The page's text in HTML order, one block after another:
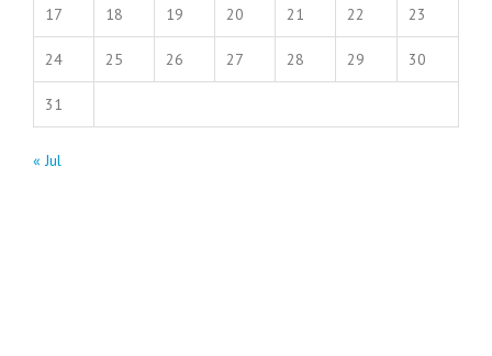
17 18 19 20 21 22 23
24 25 26 27 28 29 30
31
« Jul